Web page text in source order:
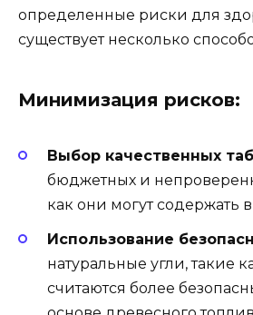
определенные риски для
существует несколько
Минимизация рисков:
Выбор качественных
бюджетных и
как они могут содержать
Использование
натуральные угли, такие
считаются более